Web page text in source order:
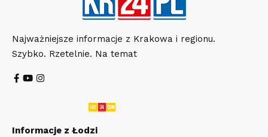
Najważniejsze informacje z Krakowa i regionu.
Szybko. Rzetelnie. Na temat
Informacje z Łodzi